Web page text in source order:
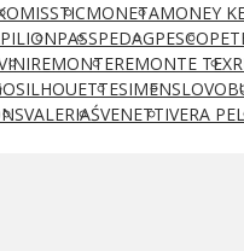
MISSTICMONETAMONEY
PASSPEDAGPESCO
REMONTEREMONTE TEX
SILHOUETTESIMEN
VALERIAŚVENETTIVERA